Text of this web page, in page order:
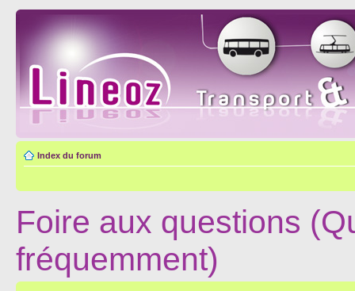
Index du forum
Foire aux questions
fréquemment)